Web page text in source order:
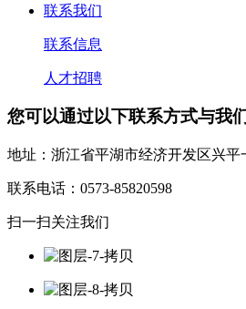
联系我们
联系信息
人才招聘
您可以通过以下联系方式与我
地址：浙江省平湖市经济开发区兴平
联系电话：0573-85820598
扫一扫关注我们